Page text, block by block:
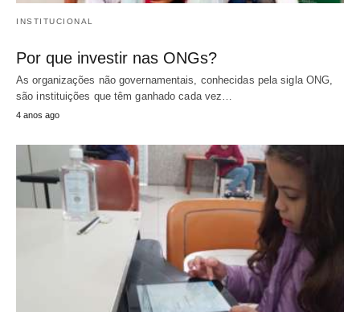
INSTITUCIONAL
Por que investir nas ONGs?
As organizações não governamentais, conhecidas pela sigla ONG,
são instituições que têm ganhado cada vez…
4 anos ago